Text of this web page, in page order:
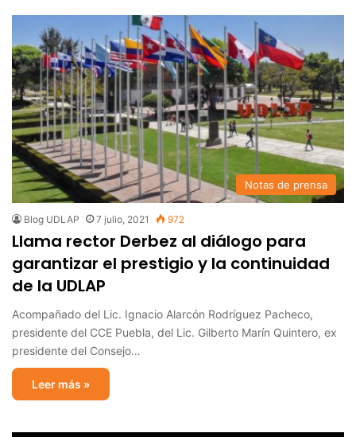
Notas de prensa
Blog UDLAP 7 julio, 2021 972
Llama rector Derbez al diálogo para
garantizar el prestigio y la continuidad
de la UDLAP
Acompañado del Lic. Ignacio Alarcón Rodríguez Pacheco,
presidente del CCE Puebla, del Lic. Gilberto Marín Quintero, ex
presidente del Consejo…
Leer más »